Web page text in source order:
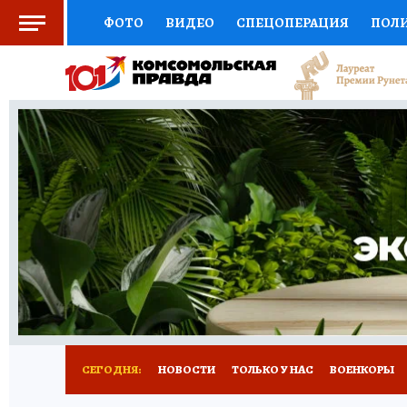
ФОТО ВИДЕО СПЕЦОПЕРАЦИЯ
СОЦПОДДЕРЖКА НАУКА СПОРТ
ВЫБОР ЭКСПЕРТОВ ДОКТОР
КНИЖНАЯ ПОЛКА ПРОГНОЗЫ НА СПОРТ
ПРЕСС-ЦЕНТР НЕДВИЖИМОСТЬ
РАДИО КП РЕКЛАМА ТЕСТЫ НОВОЕ
СЕГОДНЯ: НОВОСТИ ТОЛЬКО У НАС ВОЕНКОРЫ